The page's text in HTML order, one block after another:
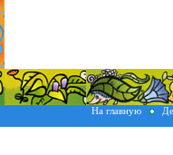
На главную